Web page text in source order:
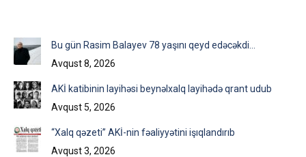
Bu gün Rasim Balayev 78 yaşını qeyd edəcəkdi…
Avqust 8, 2026
AKİ katibinin layihəsi beynəlxalq layihədə qrant udub
Avqust 5, 2026
“Xalq qəzeti” AKİ-nin fəaliyyətini işıqlandırıb
Avqust 3, 2026